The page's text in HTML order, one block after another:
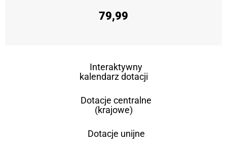
79,99
Interaktywny
kalendarz dotacji
Dotacje centralne
(krajowe)
Dotacje unijne